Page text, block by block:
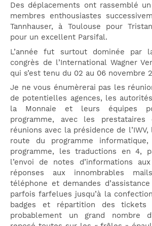
Des déplacements ont rassemblé
membres enthousiastes
Tannhauser, à Toulouse pour
pour un excellent Parsifal.
L’année fut surtout dominée par
congrès de l’International Wagner
qui s’est tenu du 02 au 06 novembre
Je ne vous énumèrerai pas les
de potentielles agences, les
la Monnaie et leurs équipes
programme, avec les
réunions avec la présidence de
route du programme
programme, les traductions en 4,
l’envoi de notes d’informations
réponses aux innombrables
téléphone et demandes
parfois farfelues jusqu’à la
badges et répartition des tickets
probablement un grand nombre